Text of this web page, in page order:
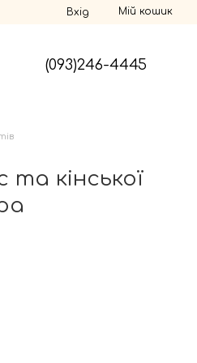
Вхід Мій кошик
(093)246-4445
та кінської